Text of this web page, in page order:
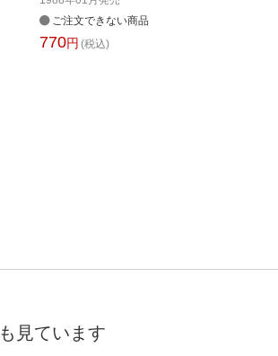
ご注文できない商品
770円 (税込)
も見ています